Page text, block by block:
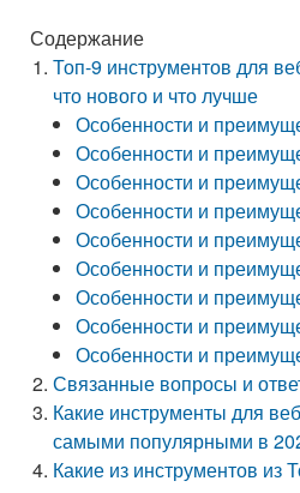
Содержание
Топ-9 инструментов для
что нового и что лучше
Особенности и
Особенности и
Особенности и
Особенности и
Особенности и
Особенности и
Особенности и
Особенности и
Особенности и
Связанные вопросы и
Какие инструменты для
самыми популярными в
Какие из инструментов из